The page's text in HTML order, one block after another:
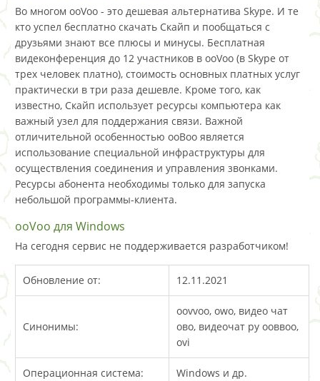
Во многом ooVoo - это дешевая альтернатива Skype. И те
кто успел бесплатно скачать Скайп и пообщаться с
друзьями знают все плюсы и минусы. Бесплатная
видеконференция до 12 участников в ooVoo (в Skype от
трех человек платно), стоимость основных платных услуг
практически в три раза дешевле. Кроме того, как
известно, Скайп использует ресурсы компьютера как
важный узел для поддержания связи. Важной
отличительной особенностью ооВоо является
использование специальной инфраструктуры для
осуществления соединения и управления звонками.
Ресурсы абонента необходимы только для запуска
небольшой программы-клиента.
ooVoo для Windows
На сегодня сервис не поддерживается разработчиком!
Обновление от: 12.11.2021
Синонимы:
oovvoo, owo, видео чат
ово, видеочат ру ооввоо,
ovi
Операционная система: Windows и др.